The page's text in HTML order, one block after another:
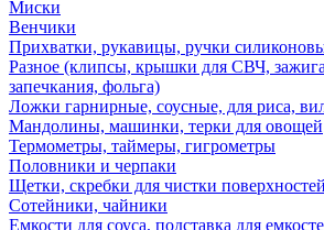
Миски
Венчики
Прихватки, рукавицы, ручки
Разное (клипсы, крышки для СВЧ,
запечкания, фольга)
Ложки гарнирные, соусные, для риса,
Мандолины, машинки, терки для овощей
Термометры, таймеры, гигрометры
Половники и черпаки
Щетки, скребки для чистки поверхностей
Сотейники, чайники
Емкости для соуса, подставка для